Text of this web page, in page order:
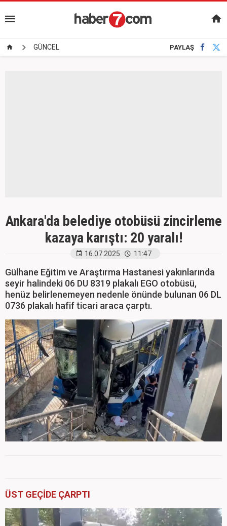
GÜNCEL PAYLAŞ
Ankara'da belediye otobüsü zincirleme
kazaya karıştı: 20 yaralı!
16.07.2025 11:47
Gülhane Eğitim ve Araştırma Hastanesi yakınlarında
seyir halindeki 06 DU 8319 plakalı EGO otobüsü,
henüz belirlenemeyen nedenle önünde bulunan 06 DL
0736 plakalı hafif ticari araca çarptı.
ÜST GEÇİDE ÇARPTI